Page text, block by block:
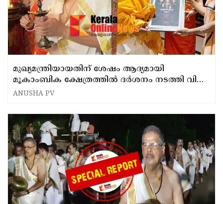
മുഖ്യമന്ത്രിയായതിന് ശേഷം ആദ്യമായി
മൂകാംബിക ക്ഷേത്രത്തിൽ ദർശനം നടത്തി വി
ഡി സതീശൻ
ANUSHA PV